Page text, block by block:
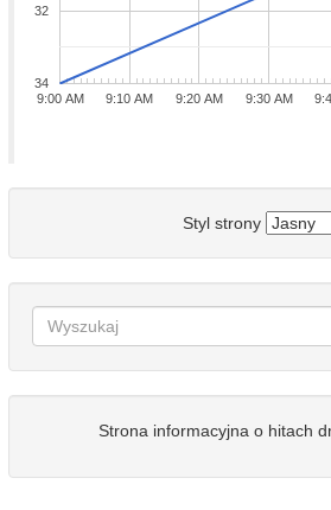
9:00 AM 9:10 AM 9:20 AM 9:30 AM
32
34
Styl strony
Strona informacyjna o hitach